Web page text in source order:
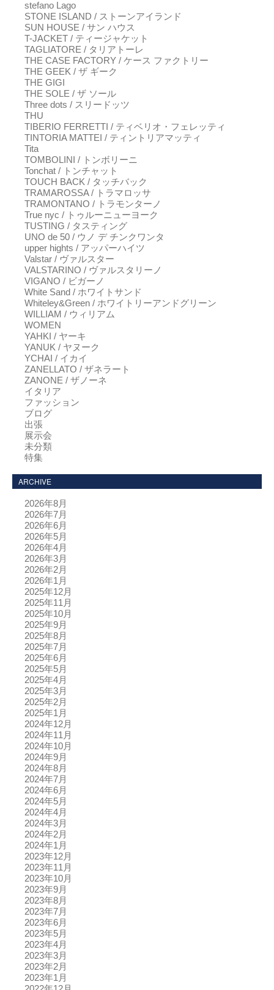
stefano Lago
STONE ISLAND / ストーンアイランド
SUN HOUSE / サン ハウス
T-JACKET / ティージャケット
TAGLIATORE / タリアトーレ
THE CASE FACTORY / ケース ファクトリー
THE GEEK / ザ ギーク
THE GIGI
THE SOLE / ザ ソール
Three dots / スリードッツ
THU
TIBERIO FERRETTI / ティベリオ・フェレッティ
TINTORIA MATTEI / ティントリアマッティ
Tita
TOMBOLINI / トンボリーニ
Tonchat / トンチャット
TOUCH BACK / タッチバック
TRAMAROSSA / トラマロッサ
TRAMONTANO / トラモンターノ
True nyc / トゥルーニューヨーク
TUSTING / タスティング
UNO de 50 / ウノ デ チンクワンタ
upper hights / アッパーハイツ
Valstar / ヴァルスター
VALSTARINO / ヴァルスタリーノ
VIGANO / ビガーノ
White Sand / ホワイトサンド
Whiteley&Green / ホワイトリーアンドグリーン
WILLIAM / ウィリアム
WOMEN
YAHKI / ヤーキ
YANUK / ヤヌーク
YCHAI / イカイ
ZANELLATO / ザネラート
ZANONE / ザノーネ
イタリア
ファッション
ブログ
出張
展示会
未分類
特集
ARCHIVE
2026年8月
2026年7月
2026年6月
2026年5月
2026年4月
2026年3月
2026年2月
2026年1月
2025年12月
2025年11月
2025年10月
2025年9月
2025年8月
2025年7月
2025年6月
2025年5月
2025年4月
2025年3月
2025年2月
2025年1月
2024年12月
2024年11月
2024年10月
2024年9月
2024年8月
2024年7月
2024年6月
2024年5月
2024年4月
2024年3月
2024年2月
2024年1月
2023年12月
2023年11月
2023年10月
2023年9月
2023年8月
2023年7月
2023年6月
2023年5月
2023年4月
2023年3月
2023年2月
2023年1月